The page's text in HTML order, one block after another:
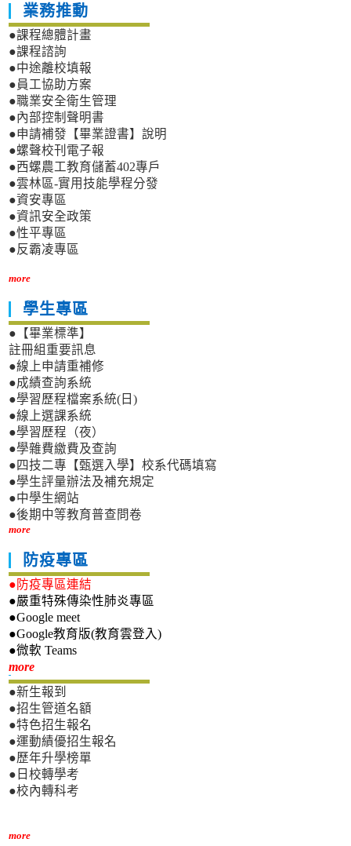
業務推動
●課程總體計畫
●課程諮詢
●中途離校填報
●員工協助方案
●職業安全衛生管理
●內部控制聲明書
●申請補發【畢業證書】說明
●螺聲校刊電子報
●西螺農工教育儲蓄402專戶
●雲林區-實用技能學程分發
●資安專區
●資訊安全政策
●性平專區
●反霸凌專區
more
學生專區
●【畢業標準】
註冊組重要訊息
●線上申請重補修
●成績查詢系統
●學習歷程檔案系統(日)
●線上選課系統
●學習歷程（夜）
●學雜費繳費及查詢
●四技二專【甄選入學】校系代碼填寫
●學生評量辦法及補充規定
●中學生網站
●後期中等教育普查問卷
more
防疫專區
●防疫專區連結
●嚴重特殊傳染性肺炎專區
●Google meet
●Google教育版(教育雲登入)
●微軟 Teams
more新生專區
●新生報到
●招生管道名額
●特色招生報名
●運動績優招生報名
●歷年升學榜單
●日校轉學考
●校內轉科考
more